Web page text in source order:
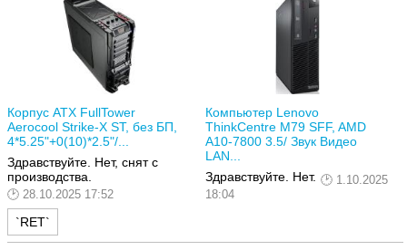
Корпус ATX FullTower
Aerocool Strike-X ST, без БП,
4*5.25"+0(10)*2.5"/...
Здравствуйте. Нет, снят с
производства.
28.10.2025 17:52
`RET`
Компьютер Lenovo
ThinkCentre M79 SFF, AMD
A10-7800 3.5/ Звук Видео
LAN...
Здравствуйте. Нет.
1.10.2025
18:04